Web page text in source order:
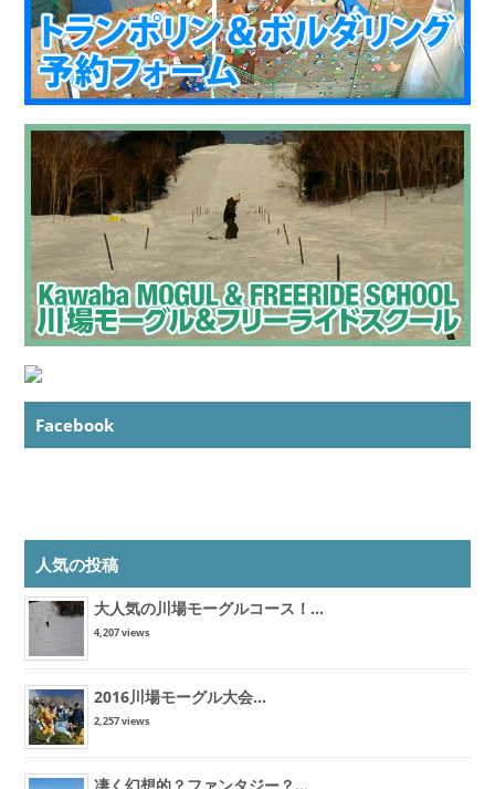
Facebook
人気の投稿
大人気の川場モーグルコース！...
4,207 views
2016川場モーグル大会...
2,257 views